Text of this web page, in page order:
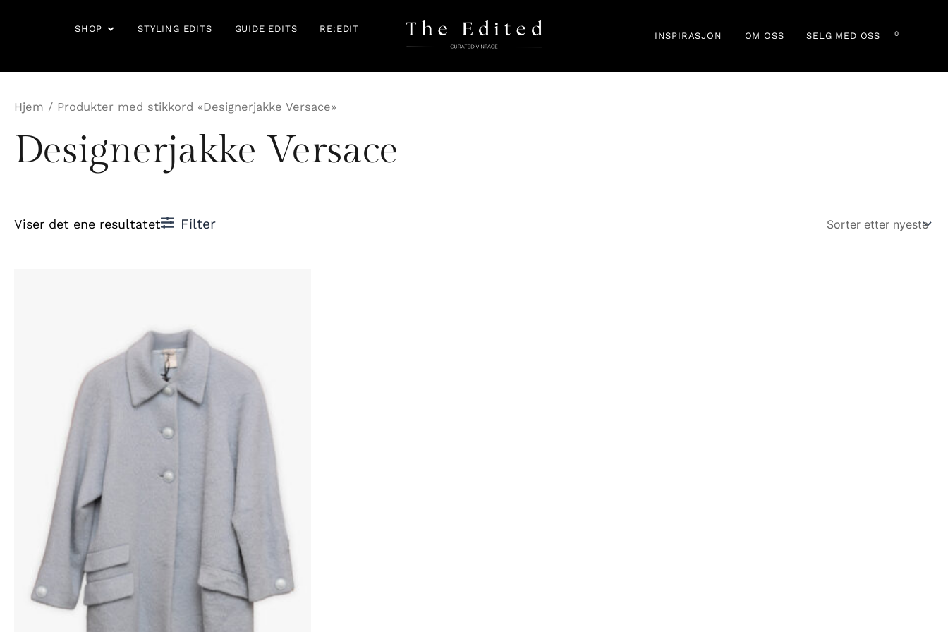
SHOP OPEN SHOPSTYLING EDITS GUIDE EDITS RE:EDIT
INSPIRASJON OM OSS SELG MED OSS 0
Hjem / Produkter med stikkord «Designerjakke Versace»
Designerjakke Versace
Viser det ene resultatet Filter